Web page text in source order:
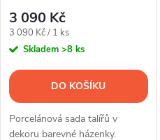
3 090 Kč
Měrná
cena:
3 090 Kč / 1 ks
Skladem >8 ks
DO KOŠÍKU
Porcelánová sada talířů v
dekoru barevné házenky.